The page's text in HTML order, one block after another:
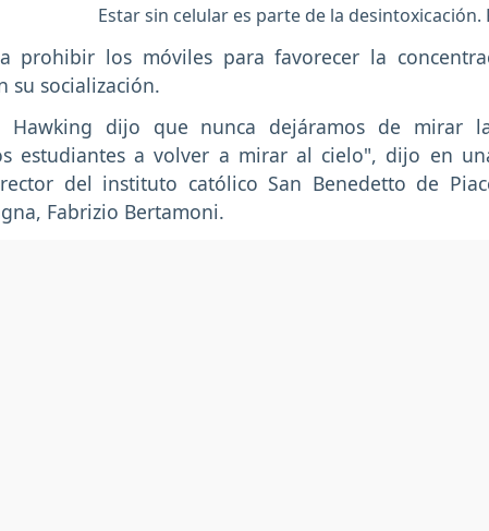
Estar sin celular es parte de la desintoxicación.
prohibir los móviles para favorecer la
su socialización.
Hawking dijo que nunca dejáramos de mirar
estudiantes a volver a mirar al cielo", dijo en
del instituto católico San Benedetto de
Fabrizio Bertamoni.